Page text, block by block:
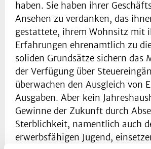
haben. Sie haben ihrer
Ansehen zu verdanken, das
gestattete, ihrem Wohnsitz mit
Erfahrungen ehrenamtlich zu
soliden Grundsätze sichern das
der Verfügung über
überwachen den Ausgleich von
Ausgaben. Aber kein
Gewinne der Zukunft durch
Sterblichkeit, namentlich auch
erwerbsfähigen Jugend,